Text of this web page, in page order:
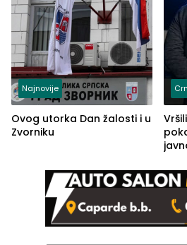
Najnovije
Ovog utorka Dan žalosti i u
Zvorniku